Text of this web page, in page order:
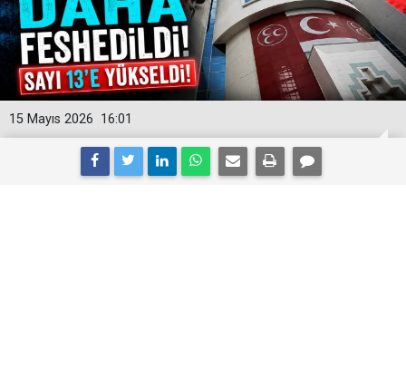
16:01
15 Mayıs 2026